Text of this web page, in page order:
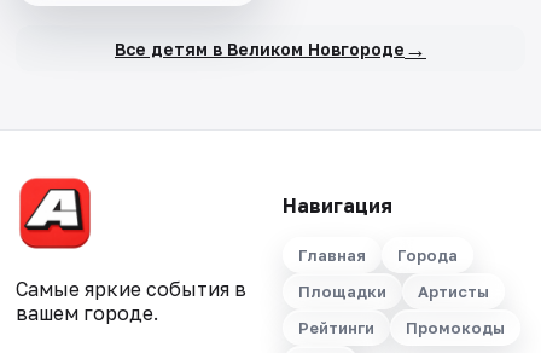
Все детям в Великом Новгороде →
Самые яркие события в
вашем городе.
Навигация
Главная
Города
Площадки
Артисты
Рейтинги
Промокоды